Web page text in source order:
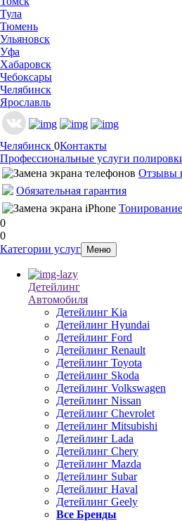
Тула
Тюмень
Ульяновск
Уфа
Хабаровск
Чебоксары
Челябинск
Ярославль
Челябинск 0Контакты
Профессиональные услуги
Отзывы
Обязательная гарантия
0
0
Категории услуг
Меню
Детейлинг
Автомобиля
Детейлинг Kia
Детейлинг Hyundai
Детейлинг Ford
Детейлинг Renault
Детейлинг Toyota
Детейлинг Skoda
Детейлинг Volkswagen
Детейлинг Nissan
Детейлинг Chevrolet
Детейлинг Mitsubishi
Детейлинг Lada
Детейлинг Chery
Детейлинг Mazda
Детейлинг Subar
Детейлинг Haval
Детейлинг Geely
Все Бренды